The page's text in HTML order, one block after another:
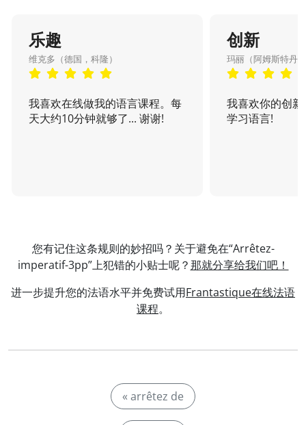
乐趣
维克多（德国，科隆）
我喜欢在线做我的语言课程。每
天大约10分钟就够了... 谢谢!
创新
玛丽（阿姆斯特丹
我喜欢你的创
学习语言!
您有记住这条规则的妙招吗？关于避免在“Arrêtez-
imperatif-3pp”上犯错的小贴士呢？那就分享给我们吧！
进一步提升您的法语水平并免费试用Frantastique在线法语
课程。
« arrêtez de